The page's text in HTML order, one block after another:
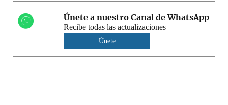
Únete a nuestro Canal de WhatsApp
Recibe todas las actualizaciones
Únete